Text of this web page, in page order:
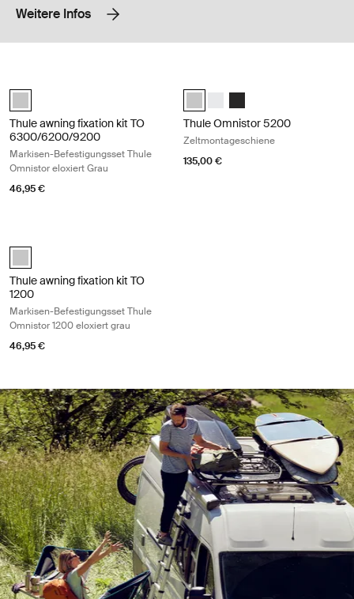
Weitere Infos
anodised (selected)
Thule awning fixation kit TO
6300/6200/9200
Markisen-Befestigungsset Thule
Omnistor eloxiert Grau
46,95 €
Thule Tent LED Mounting Rail
Thule Tent LED Mounting
Thule Tent LED
Thule Omnistor 5200
Zeltmontageschiene
135,00 €
anodised (selected)
Thule awning fixation kit TO
1200
Markisen-Befestigungsset Thule
Omnistor 1200 eloxiert grau
46,95 €